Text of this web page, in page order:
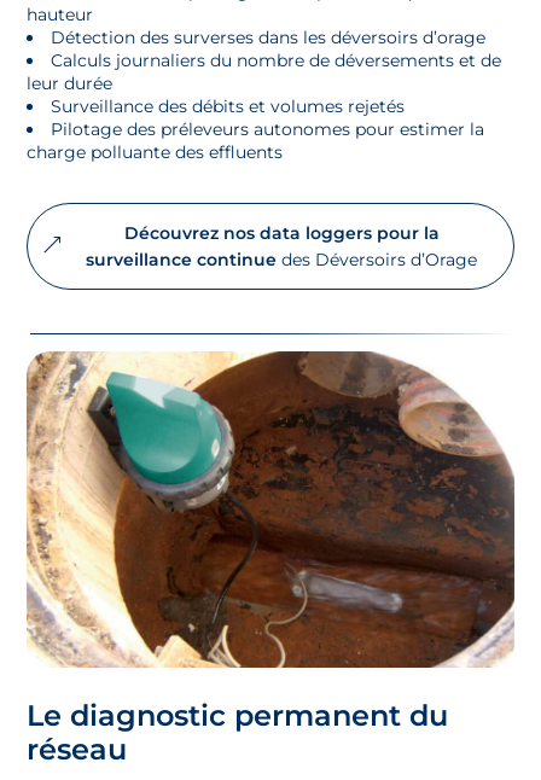
hauteur
Détection des surverses dans les déversoirs d’orage
Calculs journaliers du nombre de déversements et de
leur durée
Surveillance des débits et volumes rejetés
Pilotage des préleveurs autonomes pour estimer la
charge polluante des effluents
Découvrez nos data loggers pour la
surveillance continue des Déversoirs d’Orage
Le diagnostic permanent du
réseau